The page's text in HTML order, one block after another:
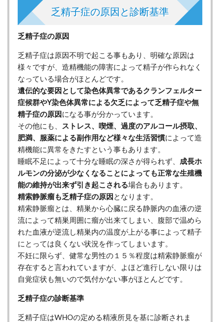
乏精子症の原因と診断基準
乏精子症の原因
乏精子症は原因不明で起こる事もあり、明確な原因は
様々ですが、造精機能の障害によって精子が作られなく
なっている場合がほとんどです。
遺伝的な要因として染色体異常であるクランフェルター
症候群やY染色体異常による欠乏によって乏精子症や無
精子症の原因になる事が分かっています。
その他にも、
ストレス、喫煙、過度のアルコール摂取、
肥満、服薬による副作用など様々な生活習慣によって造
精機能に異常をきたすという事もあります。
睡眠不足によって十分な睡眠の深さが得られず、 成長ホ
ルモンの分泌が少なくなることによっても正常な生殖機
能の維持が出来ず引き起こされる場合もあります。
精索静脈瘤も乏精子症の原因となります。
精索静脈瘤とは、精巣から心臓に戻る静脈内の血液の逆
流によって精巣周囲に瘤が出来てしまい、腹部で温めら
れた血液が逆流し精巣内の温度が上がる事によって精子
にとっては良くない状況を作ってしまいます。
不妊に限らず、健常な男性の１５％程度は精索静脈瘤が
存在すると言われていますが、よほど進行しない限りは
自覚症状も無いので気付かない事がほとんどです。
乏精子症の診断基準
乏精子症はWHOの定める精液所見を基に診断されま